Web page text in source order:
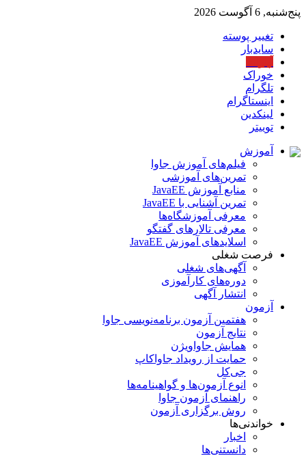
پنج‌شنبه, 6 آگوست 2026
تغییر پوسته
سایدبار
خوراک
تلگرام
اینستاگرام
لینکدین
توییتر
آموزش
فیلم‌های آموزش جاوا
تمرین‌های آموزشی
منابع آموزش JavaEE
تمرین آشنایی با JavaEE
معرفی آموزشگاه‌ها
معرفی تالارهای گفتگو
اسلایدهای آموزش JavaEE
فرصت شغلی
آگهی‌های شغلی
دوره‌های کارآموزی
انتشار آگهی
آزمون
هفتمین آزمون برنامه‌نویسی جاوا
نتایج آزمون
همایش جاواویژن
حمایت از رویداد جاواکاپ
جی‌کل
انوع آزمون‌ها و گواهینامه‌ها
راهنمای آزمون جاوا
روش برگزاری آزمون
خواندنی‌ها
اخبار
دانستنی‌ها